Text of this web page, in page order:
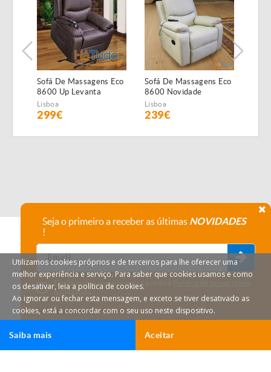
Ligar Email
Sofá De Massagens Eco
8600 Up Levanta
Pessoas
Lisboa
299€
Sofá De Massagens Eco
8600 Novidade
Lisboa
239€
HáTudo © 2026 Todos os direitos reservados.
Seja o primeiro a receber as últimas NOVIDADES
!
Declaro que compreendi e aceito a Política de privacidade
do HáTudo.
Anular subscrição
Utilizamos cookies próprios e de terceiros para lhe oferecer uma
melhor experiência e serviço. Para saber que cookies usamos e como
os desativar, leia a política de cookies.
Ao ignorar ou fechar esta mensagem, e exceto se tiver desativado as
cookies, está a concordar com o seu uso neste dispositivo.
Aceitar
Saiba mais